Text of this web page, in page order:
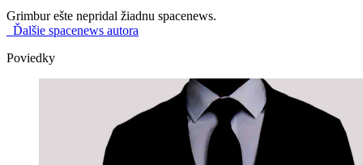
Grimbur ešte nepridal žiadnu spacenews.
Ďalšie spacenews autora
Poviedky